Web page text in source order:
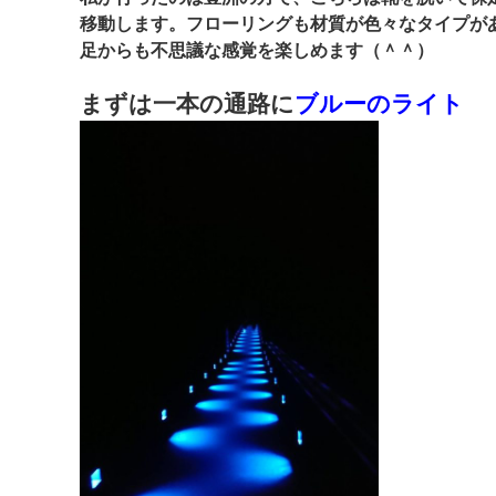
移動します。フローリングも材質が色々なタイプが
足からも不思議な感覚を楽しめます（＾＾）
まずは一本の通路にブルーのライト